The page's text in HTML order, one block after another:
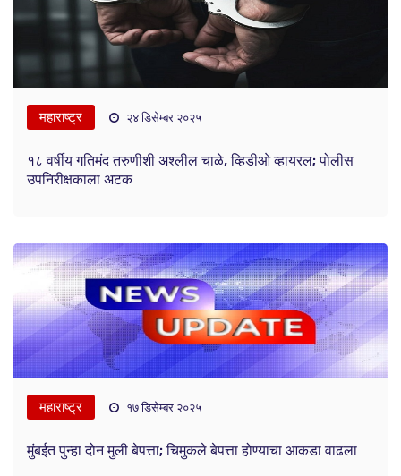
महाराष्ट्र २४ डिसेम्बर २०२५
१८ वर्षीय गतिमंद तरुणीशी अश्लील चाळे, व्हिडीओ व्हायरल; पोलीस
उपनिरीक्षकाला अटक
महाराष्ट्र १७ डिसेम्बर २०२५
मुंबईत पुन्हा दोन मुली बेपत्ता; चिमुकले बेपत्ता होण्याचा आकडा वाढला